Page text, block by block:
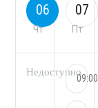
06
Чт
07
Пт
Недоступно
09:00